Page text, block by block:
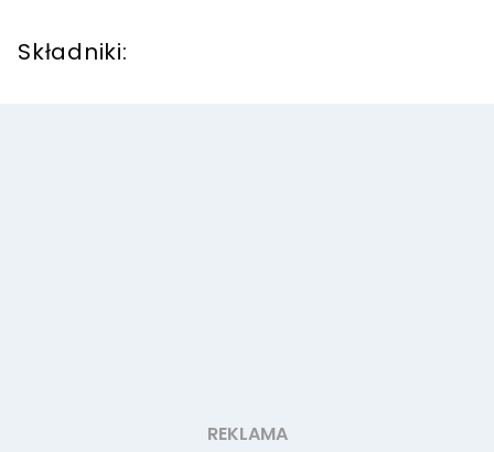
Składniki: